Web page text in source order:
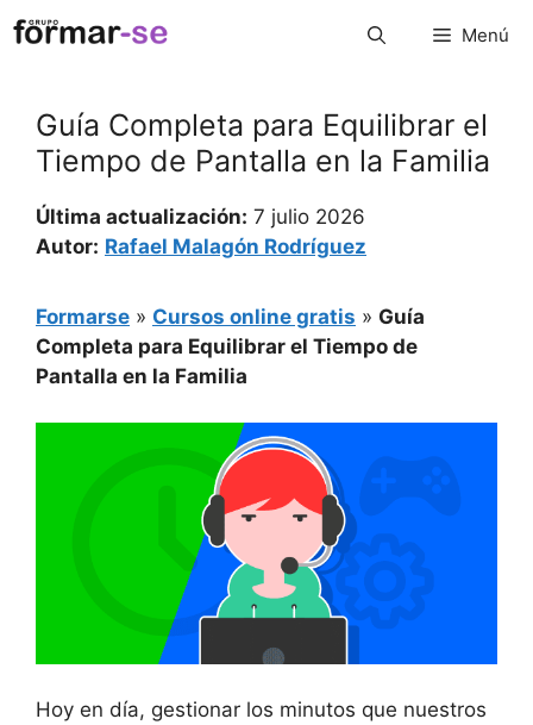
Saltar
al
Menú
Guía Completa para Equilibrar el
Tiempo de Pantalla en la Familia
Última actualización: 7 julio 2026
Autor: Rafael Malagón Rodríguez
Formarse » Cursos online gratis » Guía
Completa para Equilibrar el Tiempo de
Pantalla en la Familia
Hoy en día, gestionar los minutos que nuestros